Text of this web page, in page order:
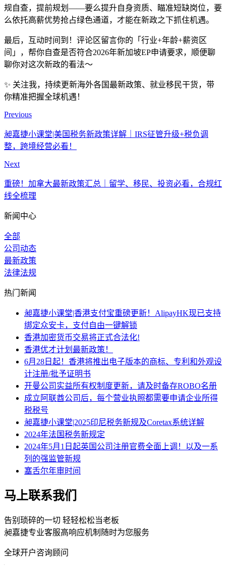
规自查，提前规划——要么提升自身资质、瞄准短缺岗位，要
么依托高薪优势抢占绿色通道，才能在新政之下抓住机遇。
最后，互动时间到！评论区留言你的「行业+年龄+薪资区
间」，帮你自查是否符合2026年新加坡EP申请要求，顺便聊
聊你对这次新政的看法～
✨ 关注我，持续更新海外各国最新政策、就业移民干货，带
你精准把握全球机遇！
Previous
昶嘉捷小课堂|美国税务新政策详解｜IRS征管升级+税负调
整，跨境经营必看！
Next
重磅！加拿大最新政策汇总｜留学、移民、投资必看，合规红
线全梳理
新闻中心
全部
公司动态
最新政策
法律法规
热门新闻
昶嘉捷小课堂|香港支付宝重磅更新！AlipayHK现已支持
绑定众安卡，支付自由一键解锁
香港加密货币交易将正式合法化!
香港优才计划最新政策！
6月28日起！香港将推出电子版本的商标、专利和外观设
计注册/批予证明书
开曼公司实益所有权制度更新，请及时备存ROBO名册
成立阿联酋公司后，每个营业执照都需要申请企业所得
税税号
昶嘉捷小课堂|2025印尼税务新规及Coretax系统详解
2024年法国税务新规定
2024年5月1日起英国公司注册官费全面上调！以及一系
列的强监管新规
塞舌尔年审时间
马上联系我们
告别琐碎的一切 轻轻松松当老板
昶嘉捷专业客服高响应机制随时为您服务
全球开户咨询顾问